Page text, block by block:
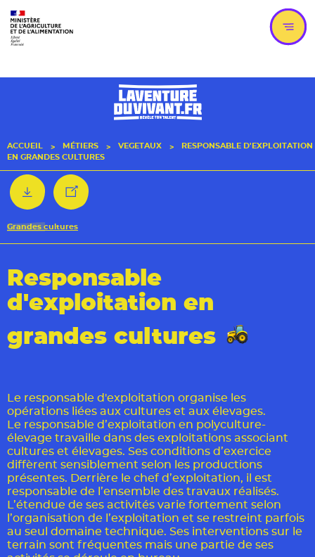
au
menu
au
contenu
principal
ACCUEIL MÉTIERS VEGETAUX
RESPONSABLE D'EXPLOITATION
EN GRANDES CULTURES
télécharger au format pdf
Grandes cultures
Responsable
d'exploitation en
grandes cultures
Le responsable d'exploitation organise les
opérations liées aux cultures et aux élevages.
Le responsable d’exploitation en polyculture-
élevage travaille dans des exploitations associant
cultures et élevages. Ses conditions d’exercice
diffèrent sensiblement selon les productions
présentes. Derrière le chef d’exploitation, il est
responsable de l’ensemble des travaux réalisés.
L’étendue de ses activités varie fortement selon
l’organisation de l’exploitation et se restreint parfois
au seul domaine technique. Ses interventions sur le
terrain sont fréquentes mais une partie de ses